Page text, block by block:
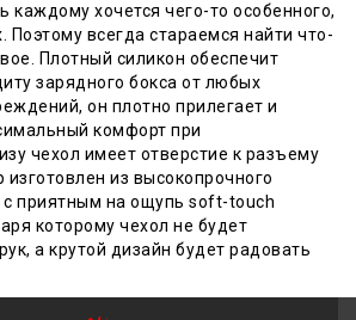
хочется чего-то особенного,
Поэтому всегда стараемся найти что-
Плотный силикон обеспечит
зарядного бокса от любых
он плотно прилегает и
комфорт при
чехол имеет отверстие к разъему
изготовлен из высокопрочного
с приятным на ощупь soft-touch
которому чехол не будет
а крутой дизайн будет радовать